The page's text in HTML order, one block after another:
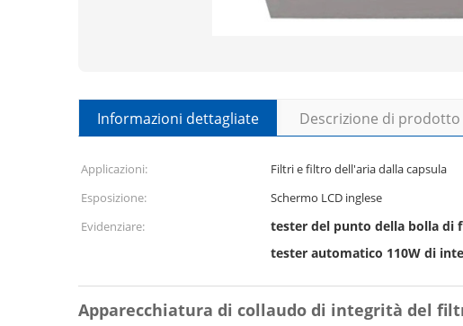
Informazioni dettagliate Descrizione di prodotto
Applicazioni: Filtri e filtro dell'aria dalla capsula
Esposizione:
Schermo LCD inglese
Evidenziare:
tester del punto della bolla di
tester automatico 110W di
Apparecchiatura di collaudo di integrità del